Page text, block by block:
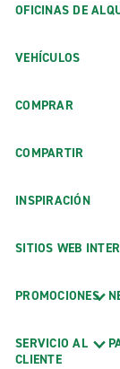
OFICINAS DE
VEHÍCULOS
COMPRAR
COMPARTIR
INSPIRACIÓN
SITIOS WEB
PROMOCIONES
SERVICIO AL
CLIENTE